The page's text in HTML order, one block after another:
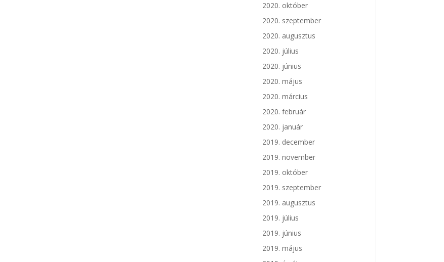
2020. október
2020. szeptember
2020. augusztus
2020. július
2020. június
2020. május
2020. március
2020. február
2020. január
2019. december
2019. november
2019. október
2019. szeptember
2019. augusztus
2019. július
2019. június
2019. május